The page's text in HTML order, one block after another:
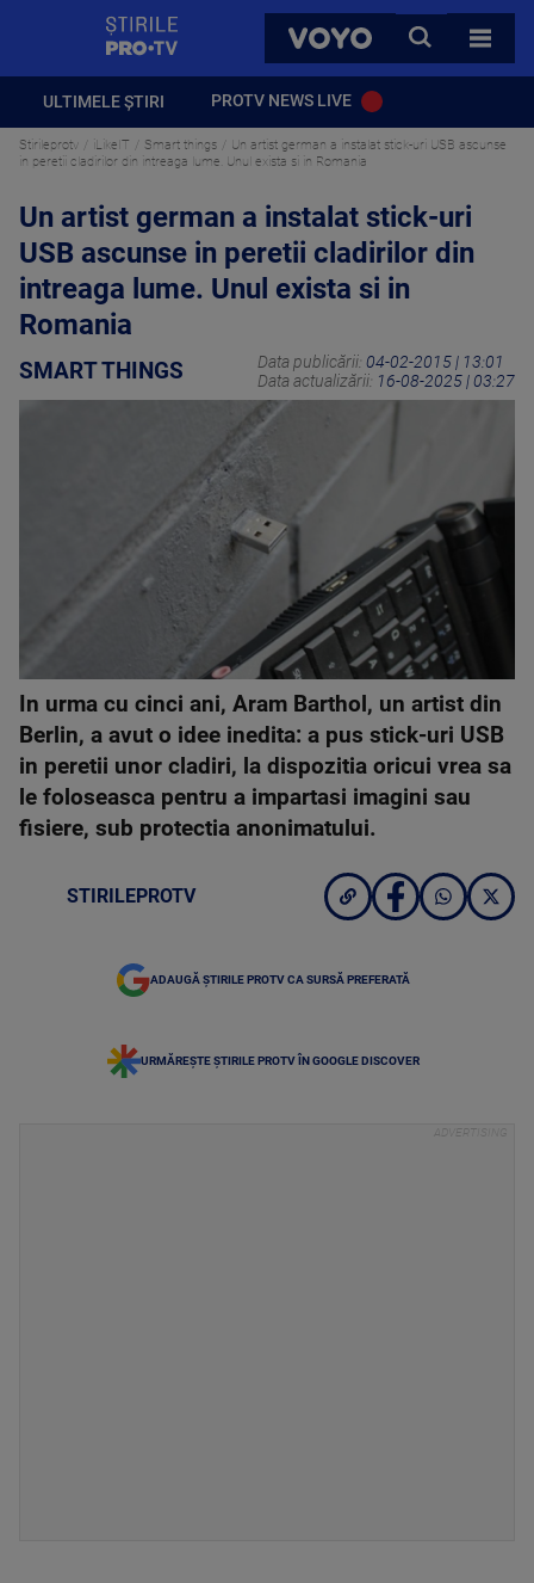
VOYO
CAUTA
TOATE
ULTIMELE ȘTIRI PROTV NEWS LIVE
Stirileprotv iLikeIT Smart things
Un artist german a instalat stick-uri USB ascunse
in peretii cladirilor din intreaga lume. Unul exista si in Romania
Un artist german a instalat stick-uri
USB ascunse in peretii cladirilor din
intreaga lume. Unul exista si in
Romania
SMART THINGS Data publicării: 04-02-2015 | 13:01
Data actualizării: 16-08-2025 | 03:27
In urma cu cinci ani, Aram Barthol, un artist din
Berlin, a avut o idee inedita: a pus stick-uri USB
in peretii unor cladiri, la dispozitia oricui vrea sa
le foloseasca pentru a impartasi imagini sau
fisiere, sub protectia anonimatului.
STIRILEPROTV
ADAUGĂ ȘTIRILE PROTV CA SURSĂ PREFERATĂ
URMĂREȘTE ȘTIRILE PROTV ÎN GOOGLE DISCOVER